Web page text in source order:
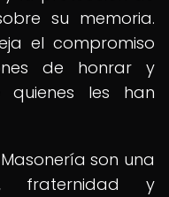
su memoria.
el compromiso
de honrar y
les han
son una
fraternidad y